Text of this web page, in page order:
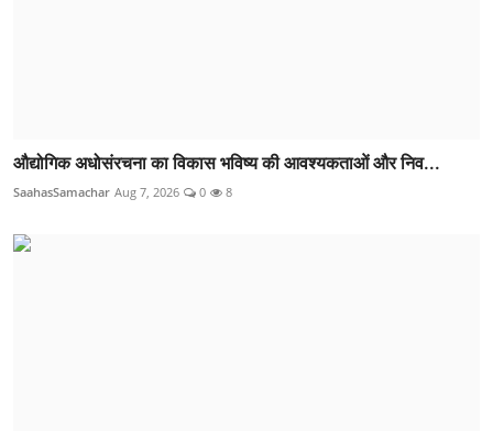
औद्योगिक अधोसंरचना का विकास भविष्य की आवश्यकताओं और निव...
SaahasSamachar Aug 7, 2026 0 8